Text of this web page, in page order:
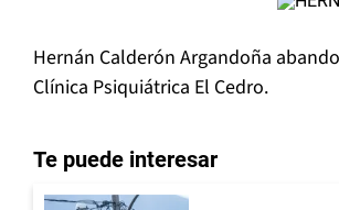
Hernán Calderón Argandoña
Clínica Psiquiátrica El Cedro.
Te puede interesar